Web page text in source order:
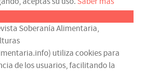
Soberanía Alimentaria,
utiliza cookies para
de los usuarios, facilitando la